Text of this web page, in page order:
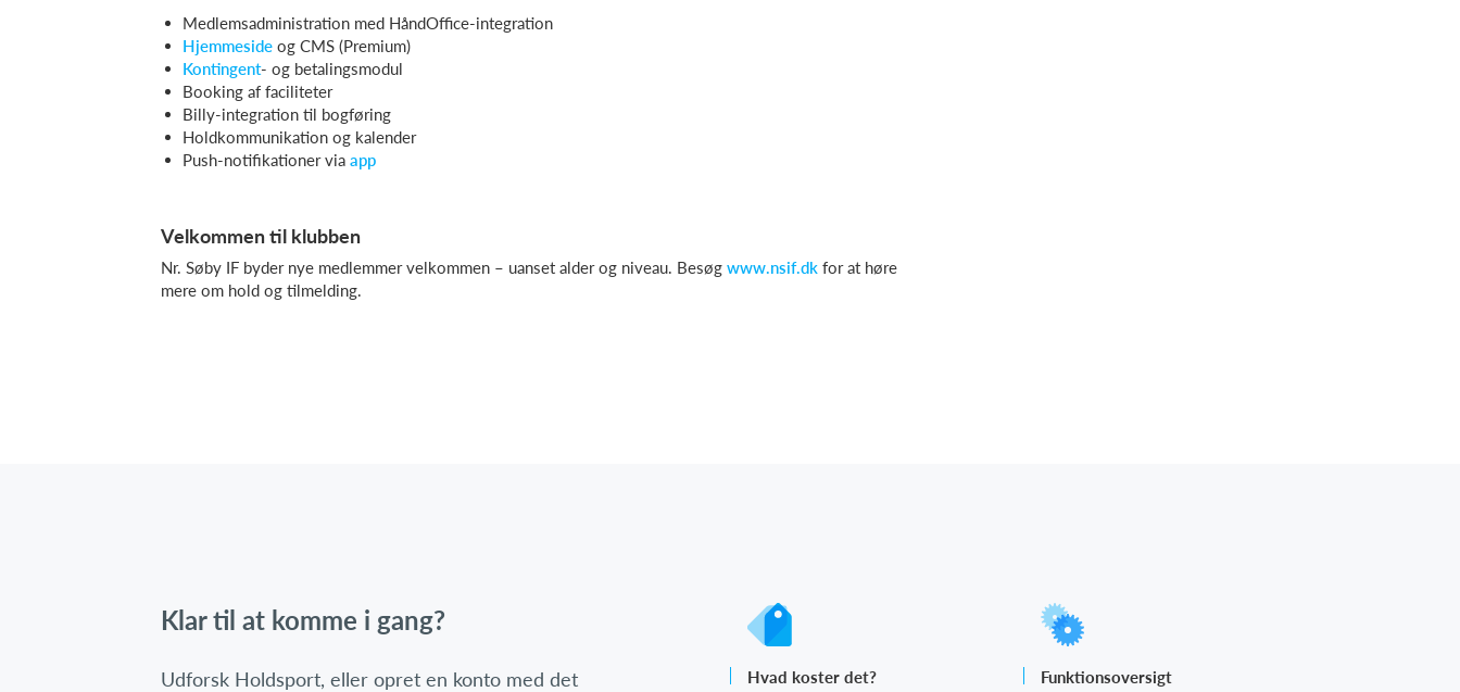
Medlemsadministration med HåndOffice-integration
Hjemmeside og CMS (Premium)
Kontingent- og betalingsmodul
Booking af faciliteter
Billy-integration til bogføring
Holdkommunikation og kalender
Push-notifikationer via app
Velkommen til klubben
Nr. Søby IF byder nye medlemmer velkommen – uanset alder og niveau. Besøg www.nsif.dk for at høre
mere om hold og tilmelding.
Klar til at komme i gang?
Udforsk Holdsport, eller opret en konto med det
Hvad koster det?
Funktionsoversigt